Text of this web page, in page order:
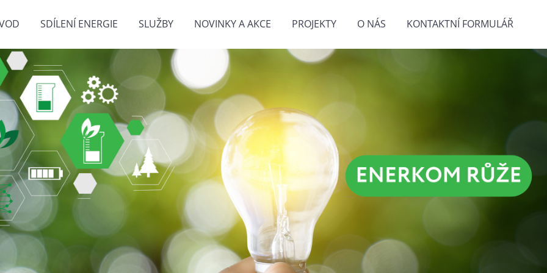
SDÍLENÍ ENERGIE SLUŽBY NOVINKY A AKCE PROJEKTY O NÁS KONTAKTNÍ FORMULÁŘ